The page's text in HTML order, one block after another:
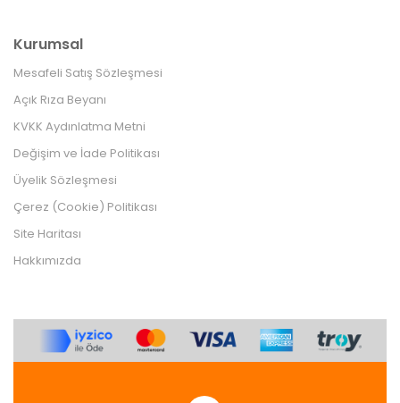
Kurumsal
Mesafeli Satış Sözleşmesi
Açık Rıza Beyanı
KVKK Aydınlatma Metni
Değişim ve İade Politikası
Üyelik Sözleşmesi
Çerez (Cookie) Politikası
Site Haritası
Hakkımızda